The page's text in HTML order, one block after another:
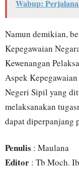
Wabup:
Namun demikian,
Kepegawaian
Kewenangan
Aspek
Negeri Sipil yang
melaksanakan
dapat diperpanjang
Penulis : Maulana
Editor : Tb Moch.